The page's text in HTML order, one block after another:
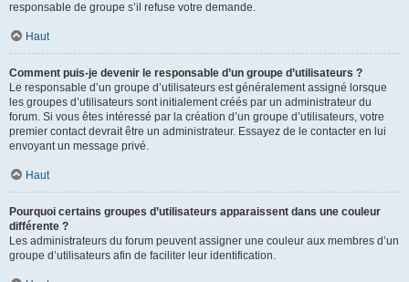
responsable de groupe s’il refuse votre demande.
Haut
Comment puis-je devenir le responsable d’un groupe d’utilisateurs ?
Le responsable d’un groupe d’utilisateurs est généralement assigné lorsque
les groupes d’utilisateurs sont initialement créés par un administrateur du
forum. Si vous êtes intéressé par la création d’un groupe d’utilisateurs, votre
premier contact devrait être un administrateur. Essayez de le contacter en lui
envoyant un message privé.
Haut
Pourquoi certains groupes d’utilisateurs apparaissent dans une couleur
différente ?
Les administrateurs du forum peuvent assigner une couleur aux membres d’un
groupe d’utilisateurs afin de faciliter leur identification.